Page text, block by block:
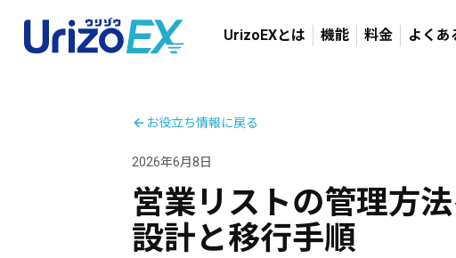
UrizoEXとは 機能 料金 よくあ
お役立ち情報に戻る
2026年6月8日
営業リストの管理方
設計と移行手順